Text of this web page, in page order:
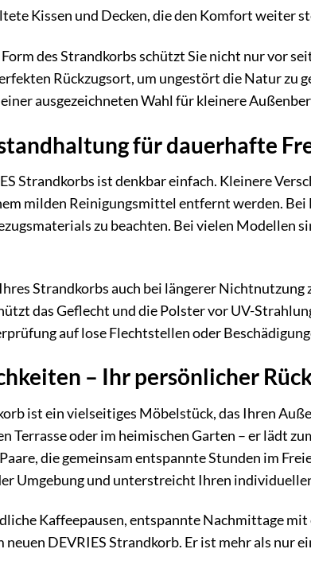
Kissen und Decken, die den Komfort weiter
des Strandkorbs schützt Sie nicht nur vor
Rückzugsort, um ungestört die Natur zu
ausgezeichneten Wahl für kleinere
für dauerhafte
Strandkorbs ist denkbar einfach. Kleinere
milden Reinigungsmittel entfernt werden.
zu beachten. Bei vielen Modellen
Strandkorbs auch bei längerer
das Geflecht und die Polster vor UV-
auf lose Flechtstellen oder
– Ihr persönlicher
ist ein vielseitiges Möbelstück, das Ihren
Terrasse oder im heimischen Garten – er lädt
die gemeinsam entspannte Stunden im
Umgebung und unterstreicht Ihren
Kaffeepausen, entspannte Nachmittage
neuen DEVRIES Strandkorb. Er ist mehr als nur